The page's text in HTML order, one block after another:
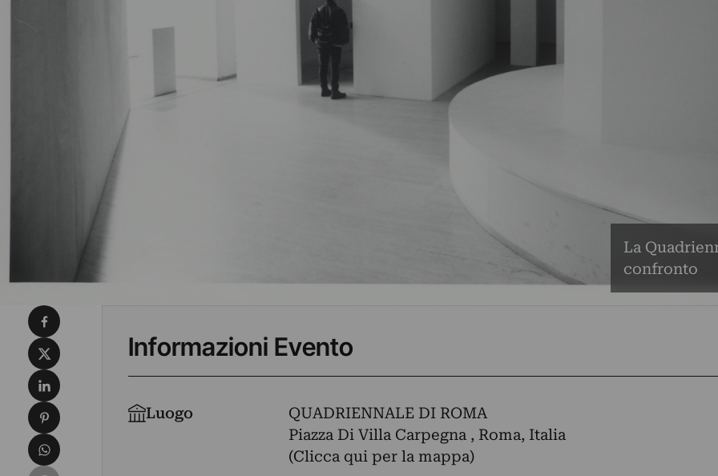
La
confronto
Informazioni Evento
Luogo
QUADRIENNALE DI ROMA
Piazza Di Villa Carpegna , Roma, Italia
(Clicca qui per la mappa)
Condividi su Facebook
Condividi su X
Condividi su LinkedIn
Condividi su Pinterest
Condividi su WhatsApp